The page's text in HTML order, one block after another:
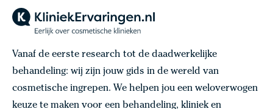
Vanaf de eerste research tot de daadwerkelijke
behandeling: wij zijn jouw gids in de wereld van
cosmetische ingrepen. We helpen jou een weloverwogen
keuze te maken voor een behandeling, kliniek en